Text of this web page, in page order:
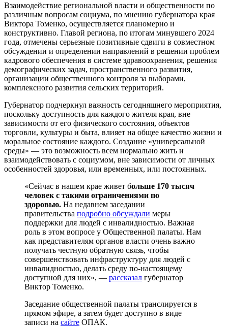
Взаимодействие региональной власти и общественности по
различным вопросам социума, по мнению губернатора края
Виктора Томенко, осуществляется планомерно и
конструктивно. Главой региона, по итогам минувшего 2024
года, отмечены серьезные позитивные сдвиги в совместном
обсуждении и определении направлений в решении проблем
кадрового обеспечения в системе здравоохранения, решения
демографических задач, пространственного развития,
организации общественного контроля за выборами,
комплексного развития сельских территорий.
Губернатор подчеркнул важность сегодняшнего мероприятия,
поскольку доступность для каждого жителя края, вне
зависимости от его физического состояния, объектов
торговли, культуры и быта, влияет на общее качество жизни и
моральное состояние каждого. Создание «универсальной
среды» — это возможность всем нормально жить и
взаимодействовать с социумом, вне зависимости от личных
особенностей здоровья, или временных, или постоянных.
«Сейчас в нашем крае живет больше 170 тысяч
человек с такими ограничениями по
здоровью. На недавнем заседании
правительства подробно обсуждали меры
поддержки для людей с инвалидностью. Важная
роль в этом вопросе у Общественной палаты. Нам
как представителям органов власти очень важно
получать честную обратную связь, чтобы
совершенствовать инфраструктуру для людей с
инвалидностью, делать среду по-настоящему
доступной для них», — рассказал губернатор
Виктор Томенко.
Заседание общественной палаты транслируется в
прямом эфире, а затем будет доступно в виде
записи на сайте ОПАК.